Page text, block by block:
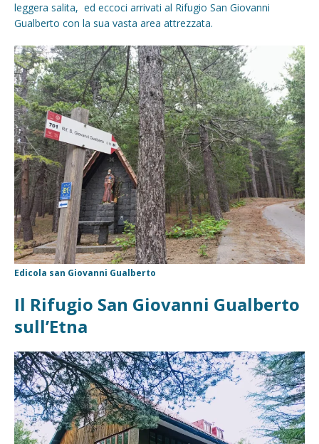
leggera salita, ed eccoci arrivati al Rifugio San Giovanni
Gualberto con la sua vasta area attrezzata.
Edicola san Giovanni Gualberto
Il Rifugio San Giovanni Gualberto
sull’Etna